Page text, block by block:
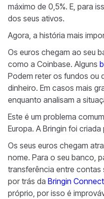
máximo de 0,5%. E, para
dos seus ativos.
Agora, a história mais
Os euros chegam ao seu
como a Coinbase. Alguns
Podem reter os fundos ou
dinheiro. Em casos mais
enquanto analisam a
Este é um problema
Europa. A Bringin foi criada
Os seus euros chegam
nome. Para o seu banco,
transferência entre contas
por trás da Bringin Connect
próprio, por isso é